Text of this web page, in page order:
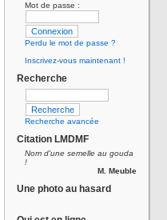
Mot de passe :
Perdu le mot de passe ?
Inscrivez-vous maintenant !
Recherche
Recherche avancée
Citation LMDMF
Nom d'une semelle au gouda
!
M. Meuble
Une photo au hasard